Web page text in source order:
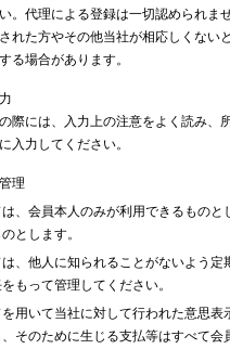
。代理による登録は一切認められま
れた方やその他当社が相応しくない
る場合があります。
際には、入力上の注意をよく読み、
入力してください。
理
、会員本人のみが利用できるものと
とします。
、他人に知られることがないよう定
もって管理してください。
用いて当社に対して行われた意思表
そのために生じる支払等はすべて会